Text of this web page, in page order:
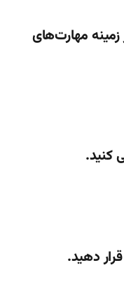
زمینه مهارت‌های
کنید.
دهید.